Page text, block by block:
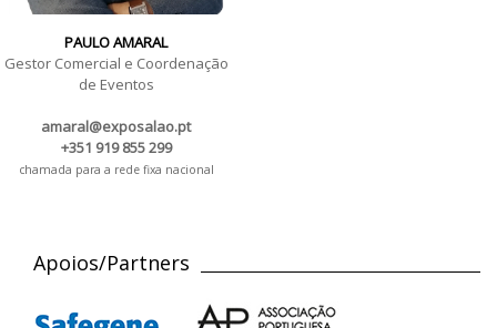
PAULO AMARAL
Gestor Comercial e Coordenação
de Eventos
amaral@exposalao.pt
+351 919 855 299
chamada para a rede fixa nacional
Apoios/Partners